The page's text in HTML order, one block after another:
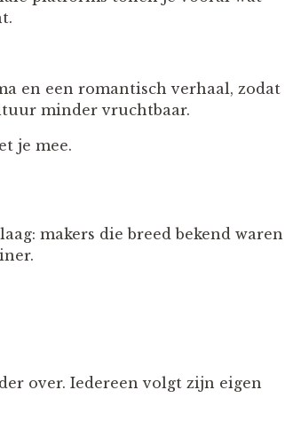
en een romantisch verhaal, zodat
minder vruchtbaar.
je mee.
makers die breed bekend waren
over. Iedereen volgt zijn eigen